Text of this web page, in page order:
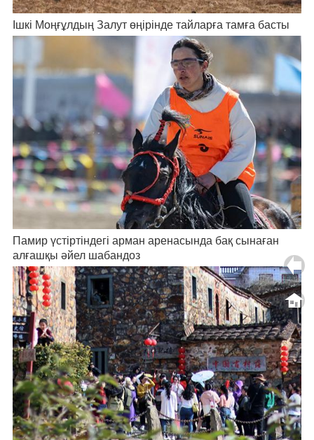
Ішкі Моңғұлдың Залут өңірінде тайларға тамға басты
Памир үстіртіндегі арман аренасында бақ сынаған
алғашқы әйел шабандоз